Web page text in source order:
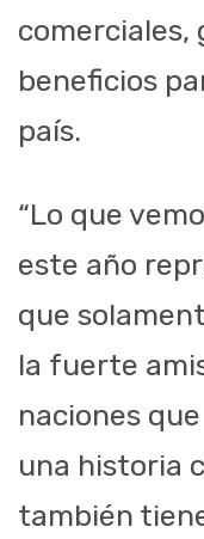
comerciales,
beneficios
país.
“Lo que
este año
que
la fuerte
naciones
una historia
también